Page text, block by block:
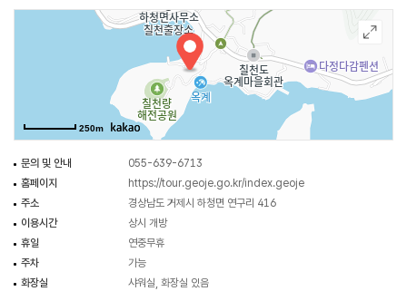
250m
문의 및 안내
055-639-6713
홈페이지
https://tour.geoje.go.kr/index.geoje
주소
경상남도 거제시 하청면 연구리 416
이용시간
상시 개방
휴일
연중무휴
주차
가능
화장실
샤워실, 화장실 있음